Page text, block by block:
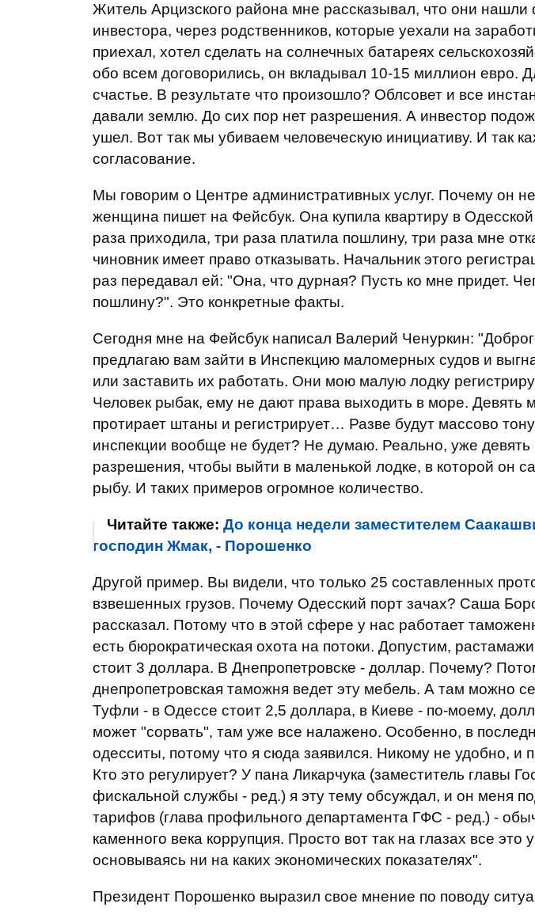
Житель Арцизского района мне рассказывал, что они нашли
инвестора, через родственников, которые уехали на
приехал, хотел сделать на солнечных батареях
обо всем договорились, он вкладывал 10-15 миллион евро.
счастье. В результате что произошло? Облсовет и все
давали землю. До сих пор нет разрешения. А инвестор
ушел. Вот так мы убиваем человеческую инициативу. И так
согласование.
Мы говорим о Центре административных услуг. Почему он
женщина пишет на Фейсбук. Она купила квартиру в
раза приходила, три раза платила пошлину, три раза мне
чиновник имеет право отказывать. Начальник этого
раз передавал ей: "Она, что дурная? Пусть ко мне придет.
пошлину?". Это конкретные факты.
Сегодня мне на Фейсбук написал Валерий Ченуркин:
предлагаю вам зайти в Инспекцию маломерных судов и
или заставить их работать. Они мою малую лодку
Человек рыбак, ему не дают права выходить в море. Девять
протирает штаны и регистрирует… Разве будут массово
инспекции вообще не будет? Не думаю. Реально, уже
разрешения, чтобы выйти в маленькой лодке, в которой он
рыбу. И таких примеров огромное количество.
Читайте также: До конца недели заместителем
господин Жмак, - Порошенко
Другой пример. Вы видели, что только 25 составленных
взвешенных грузов. Почему Одесский порт зачах? Саша
рассказал. Потому что в этой сфере у нас работает
есть бюрократическая охота на потоки. Допустим,
стоит 3 доллара. В Днепропетровске - доллар. Почему?
днепропетровская таможня ведет эту мебель. А там можно
Туфли - в Одессе стоит 2,5 доллара, в Киеве - по-моему,
может "сорвать", там уже все налажено. Особенно, в
одесситы, потому что я сюда заявился. Никому не удобно, и
Кто это регулирует? У пана Ликарчука (заместитель главы
фискальной службы - ред.) я эту тему обсуждал, и он меня
тарифов (глава профильного департамента ГФС - ред.) -
каменного века коррупция. Просто вот так на глазах все это
основываясь ни на каких экономических показателях".
Президент Порошенко выразил свое мнение по поводу